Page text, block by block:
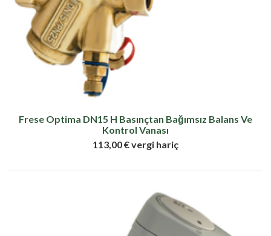
Frese Optima DN15 H Basınçtan Bağımsız Balans Ve
Kontrol Vanası
113,00 € vergi hariç